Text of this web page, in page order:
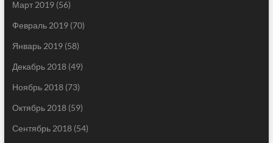
Март 2019(56)
Февраль 2019(70)
Январь 2019(58)
Декабрь 2018(49)
Ноябрь 2018(73)
Октябрь 2018(59)
Сентябрь 2018(54)